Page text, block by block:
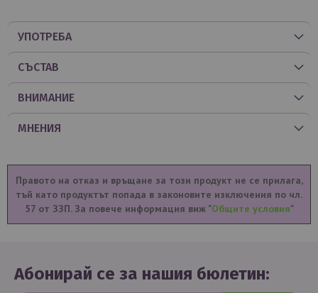
УПОТРЕБА
СЪСТАВ
ВНИМАНИЕ
МНЕНИЯ
Правото на отказ и връщане за този продукт не се прилага,
тъй като продуктът попада в законовите изключения по чл.
57 от ЗЗП. За повече информация виж "Общите условия"
Абонирай се за нашия бюлетин: